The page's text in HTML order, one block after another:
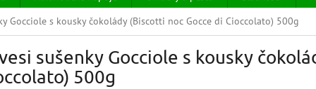
Gocciole s kousky čokolády (Biscotti noc Gocce di Cioccolato) 500g
sušenky Gocciole s kousky
500g